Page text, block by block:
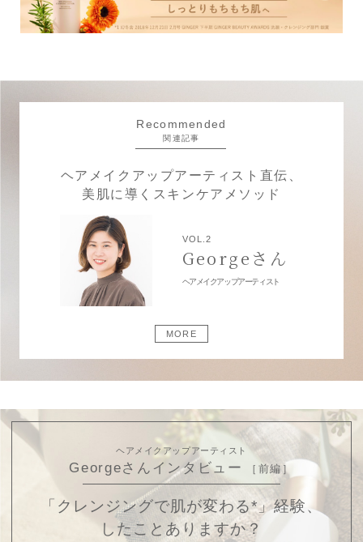
Recommended
関連記事
ヘアメイクアップアーティスト直伝、
美肌に導くスキンケアメソッド
VOL.2
Georgeさん
ヘアメイクアップアーティスト
MORE
ヘアメイクアップアーティスト
Georgeさんインタビュー ［前編］
「クレンジングで肌が変わる*」経験、
したことありますか？